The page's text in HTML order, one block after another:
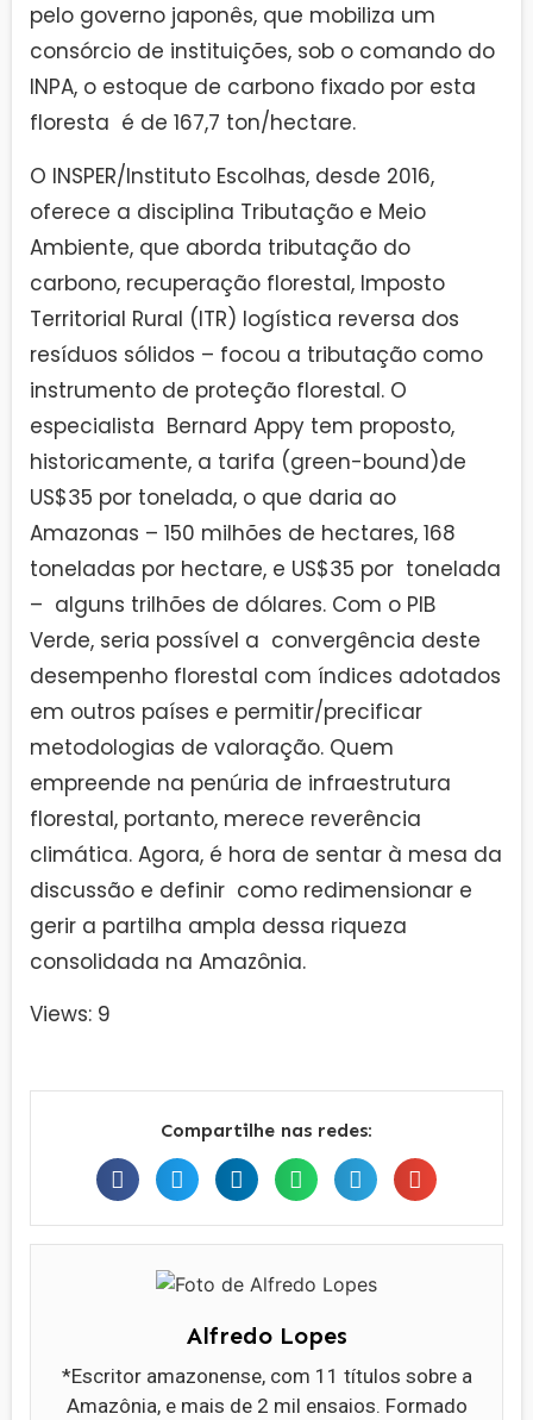
pelo governo japonês, que mobiliza um
consórcio de instituições, sob o comando do
INPA, o estoque de carbono fixado por esta
floresta é de 167,7 ton/hectare.
O INSPER/Instituto Escolhas, desde 2016,
oferece a disciplina Tributação e Meio
Ambiente, que aborda tributação do
carbono, recuperação florestal, Imposto
Territorial Rural (ITR) logística reversa dos
resíduos sólidos – focou a tributação como
instrumento de proteção florestal. O
especialista Bernard Appy tem proposto,
historicamente, a tarifa (green-bound)de
US$35 por tonelada, o que daria ao
Amazonas – 150 milhões de hectares, 168
toneladas por hectare, e US$35 por tonelada
– alguns trilhões de dólares. Com o PIB
Verde, seria possível a convergência deste
desempenho florestal com índices adotados
em outros países e permitir/precificar
metodologias de valoração. Quem
empreende na penúria de infraestrutura
florestal, portanto, merece reverência
climática. Agora, é hora de sentar à mesa da
discussão e definir como redimensionar e
gerir a partilha ampla dessa riqueza
consolidada na Amazônia.
Views: 9
Compartilhe nas redes:
Alfredo Lopes
*Escritor amazonense, com 11 títulos sobre a
Amazônia, e mais de 2 mil ensaios. Formado